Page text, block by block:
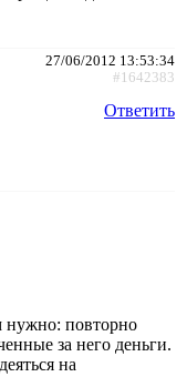
27/06/2012 13:53:34
#1642383
Ответить
нужно: повторно
за него деньги.
на